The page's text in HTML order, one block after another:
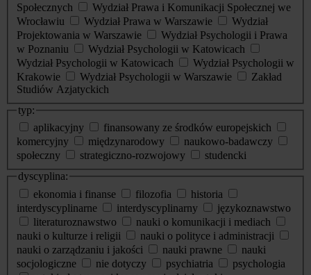
Społecznych
Wydział Prawa i Komunikacji Społecznej we
Wrocławiu
Wydział Prawa w Warszawie
Wydział
Projektowania w Warszawie
Wydział Psychologii i Prawa
w Poznaniu
Wydział Psychologii w Katowicach
Wydział Psychologii w Katowicach
Wydział Psychologii w
Krakowie
Wydział Psychologii w Warszawie
Zakład
Studiów Azjatyckich
typ:
aplikacyjny
finansowany ze środków europejskich
komercyjny
międzynarodowy
naukowo-badawczy
społeczny
strategiczno-rozwojowy
studencki
dyscyplina:
ekonomia i finanse
filozofia
historia
interdyscyplinarne
interdyscyplinarny
językoznawstwo
literaturoznawstwo
nauki o komunikacji i mediach
nauki o kulturze i religii
nauki o polityce i administracji
nauki o zarządzaniu i jakości
nauki prawne
nauki
socjologiczne
nie dotyczy psychiatria
psychologia